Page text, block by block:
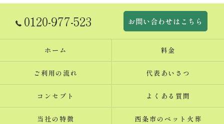
0120-977-523 お問い合わせはこちら
ホーム 料金
ご利用の流れ 代表あいさつ
コンセプト よくある質問
当社の特徴 西条市のペット火葬